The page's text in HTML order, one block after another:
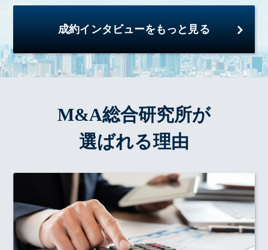
成約インタビューをもっと見る
M&A総合研究所が
選ばれる理由